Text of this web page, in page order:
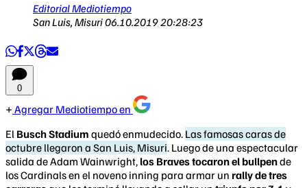
Editorial Mediotiempo
San Luis, Misuri06.10.2019 20:28:23
0
Agregar Mediotiempo en
El Busch Stadium quedó enmudecido. Las famosas caras de
octubre llegaron a San Luis, Misuri. Luego de una espectacular
salida de Adam Wainwright, los Braves tocaron el bullpende
los Cardinals en el noveno inning para armar un rally de tres